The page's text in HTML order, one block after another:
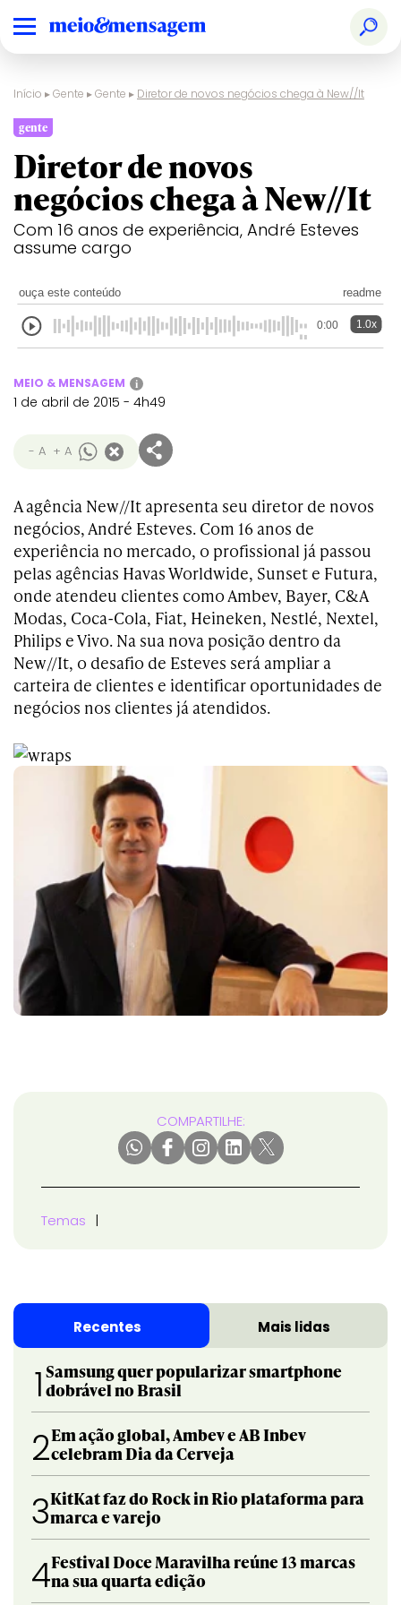
Início ▸Gente ▸Gente ▸ Diretor de novos negócios chega à New//It
gente
Diretor de novos
negócios chega à New//It
Com 16 anos de experiência, André Esteves
assume cargo
ouça este conteúdo readme
0:00 1.0x
MEIO & MENSAGEM i
1 de abril de 2015 - 4h49
- A + A
A agência New//It apresenta seu diretor de novos
negócios, André Esteves. Com 16 anos de
experiência no mercado, o profissional já passou
pelas agências Havas Worldwide, Sunset e Futura,
onde atendeu clientes como Ambev, Bayer, C&A
Modas, Coca-Cola, Fiat, Heineken, Nestlé, Nextel,
Philips e Vivo. Na sua nova posição dentro da
New//It, o desafio de Esteves será ampliar a
carteira de clientes e identificar oportunidades de
negócios nos clientes já atendidos.
COMPARTILHE:
Temas
Recentes Mais lidas
1 Samsung quer popularizar smartphone
dobrável no Brasil
2Em ação global, Ambev e AB Inbev
celebram Dia da Cerveja
3KitKat faz do Rock in Rio plataforma para
marca e varejo
4Festival Doce Maravilha reúne 13 marcas
na sua quarta edição